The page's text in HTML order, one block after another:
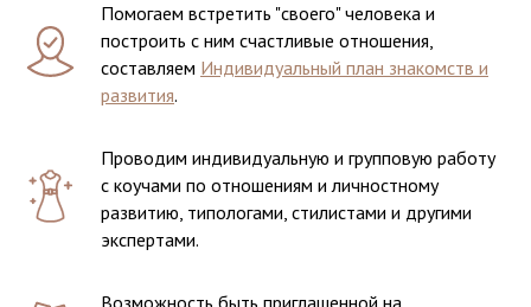
Помогаем встретить "своего" человека и
построить с ним счастливые отношения,
составляем Индивидуальный план знакомств и
развития.
Проводим индивидуальную и групповую работу
с коучами по отношениям и личностному
развитию, типологами, стилистами и другими
экспертами.
Возможность быть приглашенной на